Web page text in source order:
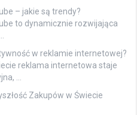
– jakie są trendy?
to dynamicznie rozwijająca
w reklamie internetowej?
reklama internetowa staje
…
Zakupów w Świecie